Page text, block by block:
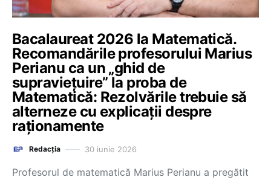
Bacalaureat 2026 la Matematică.
Recomandările profesorului Marius
Perianu ca un „ghid de
supraviețuire” la proba de
Matematică: Rezolvările trebuie să
alterneze cu explicații despre
raționamente
Redacția 30 iunie 2026
Profesorul de matematică Marius Perianu a pregătit